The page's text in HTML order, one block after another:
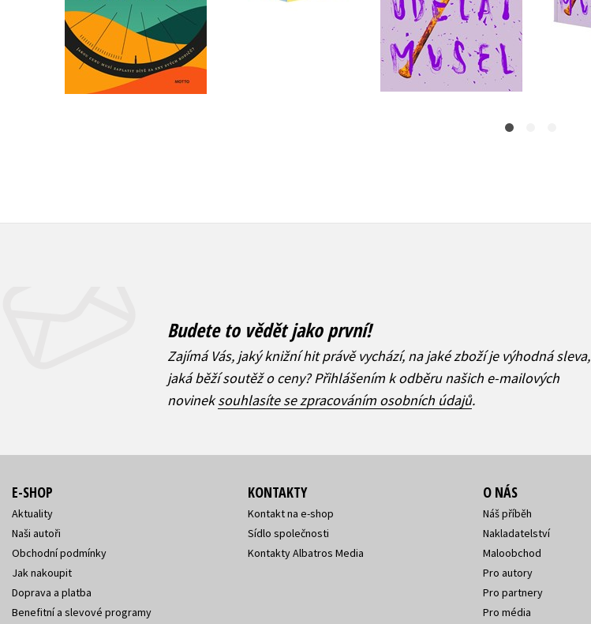
Do košíku
399 Kč
319 Kč
Do košíku
499 Kč
399 Kč
Budete to vědět jako první!
Zajímá Vás, jaký knižní hit právě vychází, na jaké zboží je výhodná sleva,
jaká běží soutěž o ceny? Přihlášením k odběru našich e-mailových
novineksouhlasíte se zpracováním osobních údajů.
E-SHOP
Aktuality
Naši autoři
Obchodní podmínky
Jak nakoupit
Doprava a platba
Benefitní a slevové programy
KONTAKTY
Kontakt na e-shop
Sídlo společnosti
Kontakty Albatros Media
O NÁS
Náš příběh
Nakladatelství
Maloobchod
Pro autory
Pro partnery
Pro média